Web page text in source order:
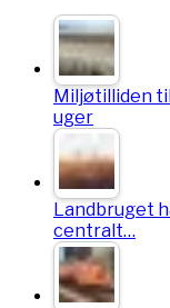
Miljøtilliden
uger
Landbruget
centralt…